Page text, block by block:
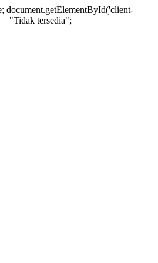
document.getElementById('client-
"Tidak tersedia";